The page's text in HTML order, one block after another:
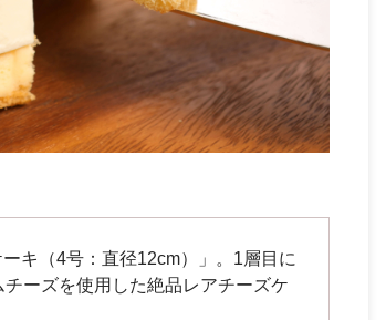
キ（4号：直径12cm）」。1層目に
ーズを使用した絶品レアチーズケ